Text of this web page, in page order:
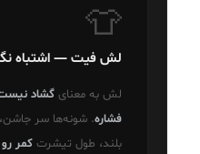
👕
لش فیت — اشتباه
لش به معنای گشاد
فشاره. شونه‌ها سر جاشن،
بلند، طول تیشرت کمر